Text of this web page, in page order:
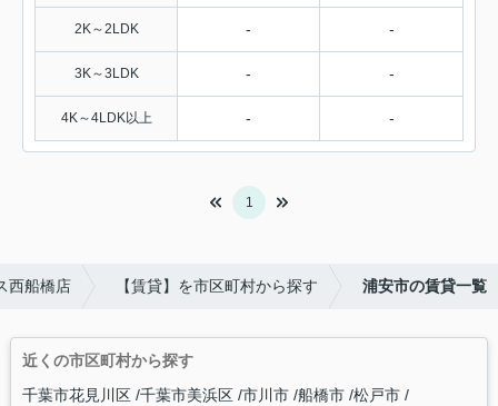
2K～2LDK - -
3K～3LDK - -
4K～4LDK以上 - -
1
西船橋店 【賃貸】を市区町村から探す 浦安市の賃貸一覧
近くの市区町村から探す
千葉市花見川区 千葉市美浜区 市川市 船橋市 松戸市